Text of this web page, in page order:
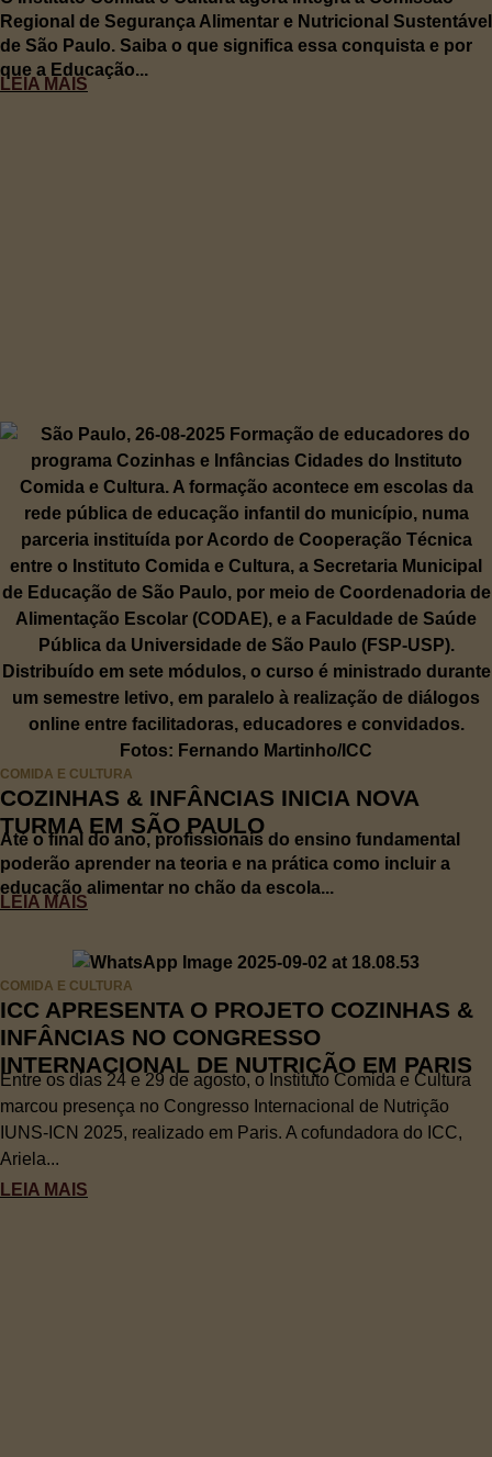
Regional de Segurança Alimentar e Nutricional Sustentável
de São Paulo. Saiba o que significa essa conquista e por
que a Educação...
LEIA MAIS
COMIDA E CULTURA
COZINHAS & INFÂNCIAS INICIA NOVA
TURMA EM SÃO PAULO
Até o final do ano, profissionais do ensino fundamental
poderão aprender na teoria e na prática como incluir a
educação alimentar no chão da escola...
LEIA MAIS
COMIDA E CULTURA
ICC APRESENTA O PROJETO COZINHAS &
INFÂNCIAS NO CONGRESSO
INTERNACIONAL DE NUTRIÇÃO EM PARIS
Entre os dias 24 e 29 de agosto, o Instituto Comida e Cultura
marcou presença no Congresso Internacional de Nutrição
IUNS-ICN 2025, realizado em Paris. A cofundadora do ICC,
Ariela...
LEIA MAIS